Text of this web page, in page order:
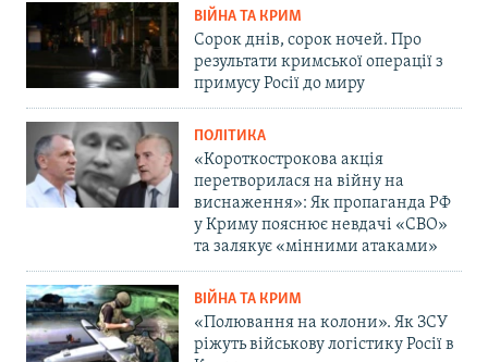
ВІЙНА ТА КРИМ
Сорок днів, сорок ночей. Про
результати кримської операції з
примусу Росії до миру
ПОЛІТИКА
«Короткострокова акція
перетворилася на війну на
виснаження»: Як пропаганда РФ
у Криму пояснює невдачі «СВО»
та залякує «мінними атаками»
ВІЙНА ТА КРИМ
«Полювання на колони». Як ЗСУ
ріжуть військову логістику Росії в